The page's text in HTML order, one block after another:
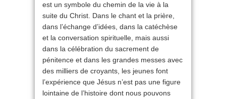
est un symbole du chemin de la vie à la
suite du Christ. Dans le chant et la prière,
dans l’échange d’idées, dans la catéchèse
et la conversation spirituelle, mais aussi
dans la célébration du sacrement de
pénitence et dans les grandes messes avec
des milliers de croyants, les jeunes font
l’expérience que Jésus n’est pas une figure
lointaine de l’histoire dont nous pouvons